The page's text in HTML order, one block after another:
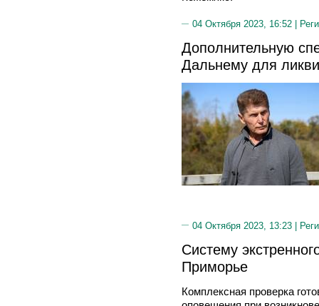
04 Октября 2023, 16:52 |
Дополнительную
Дальнему для
04 Октября 2023, 13:23 |
Систему
Приморье
Комплексная проверка